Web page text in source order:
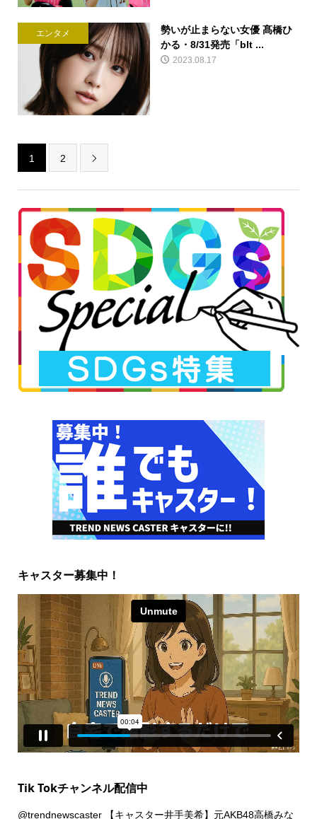
エンタメ
勢いが止まらない女優 髙橋ひ
かる・8/31発売「blt ...
2023.08.17
1 2 
キャスター募集中！
Tik Tokチャンネル配信中
@trendnewscaster【キャスター井手美希】元AKB48高橋みな